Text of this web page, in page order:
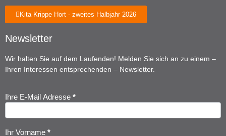
Kita Krippe Hort - zweites Halbjahr 2026
Newsletter
Wir halten Sie auf dem Laufenden! Melden Sie sich an zu einem –
Ihren Interessen entsprechenden – Newsletter.
Newsletter
Anmeldung
Ihre E-Mail Adresse *
Ihr Vorname *